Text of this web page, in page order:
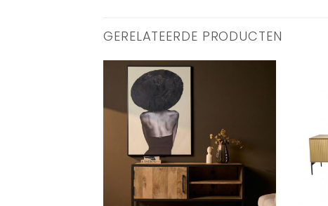
GERELATEERDE PRODUCTEN